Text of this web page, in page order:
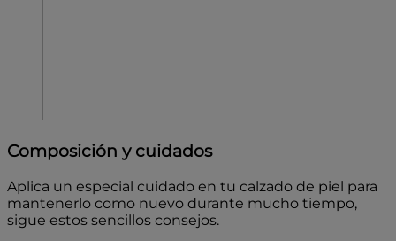
Composición y cuidados
Aplica un especial cuidado en tu calzado de piel para
mantenerlo como nuevo durante mucho tiempo,
sigue estos sencillos consejos.